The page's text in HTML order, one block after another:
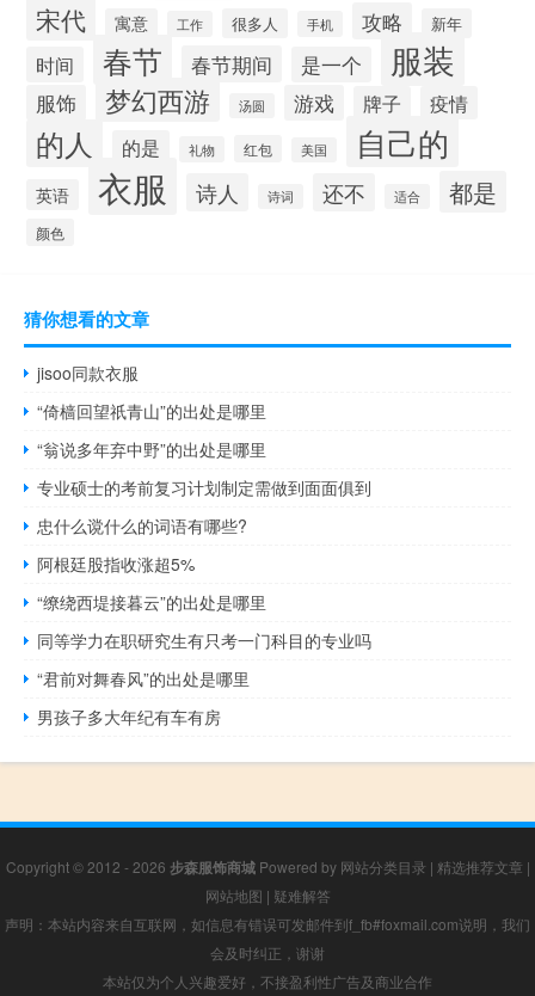
宋代 寓意 工作 很多人 手机 攻略 新年
时间 春节 春节期间 是一个 服装
服饰 梦幻西游 汤圆 游戏 牌子 疫情
的人 的是 礼物 红包 美国 自己的
英语 衣服 诗人 诗词 还不 适合 都是
颜色
猜你想看的文章
jisoo同款衣服
“倚樯回望祇青山”的出处是哪里
“翁说多年弃中野”的出处是哪里
专业硕士的考前复习计划制定需做到面面俱到
忠什么谠什么的词语有哪些?
阿根廷股指收涨超5%
“缭绕西堤接暮云”的出处是哪里
同等学力在职研究生有只考一门科目的专业吗
“君前对舞春风”的出处是哪里
男孩子多大年纪有车有房
Copyright © 2012 - 2026 步森服饰商城Powered by 网站分类目录 | 精选推荐文章 |
网站地图 | 疑难解答
声明：本站内容来自互联网，如信息有错误可发邮件到f_fb#foxmail.com说明，我们
会及时纠正，谢谢
本站仅为个人兴趣爱好，不接盈利性广告及商业合作